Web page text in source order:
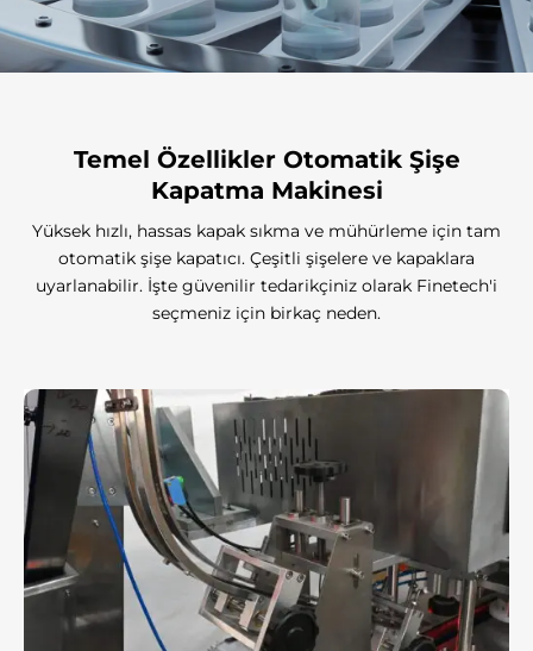
Temel Özellikler Otomatik Şişe
Kapatma Makinesi
Yüksek hızlı, hassas kapak sıkma ve mühürleme için tam
otomatik şişe kapatıcı. Çeşitli şişelere ve kapaklara
uyarlanabilir. İşte güvenilir tedarikçiniz olarak Finetech'i
seçmeniz için birkaç neden.